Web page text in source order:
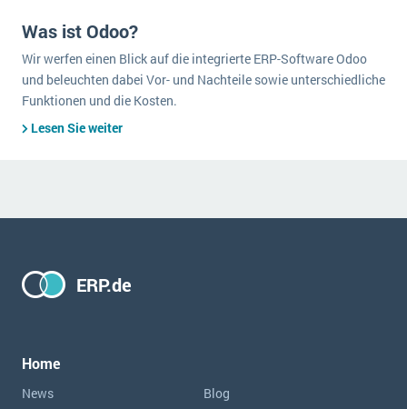
Was ist Odoo?
Wir werfen einen Blick auf die integrierte ERP-Software Odoo
und beleuchten dabei Vor- und Nachteile sowie unterschiedliche
Funktionen und die Kosten.
Lesen Sie weiter
ERP.de
Home
News
Blog